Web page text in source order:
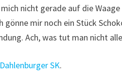
nicht gerade auf die
mir noch ein Stück
Ach, was tut man nicht
SK.